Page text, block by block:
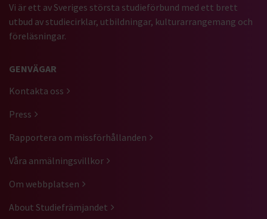
Vi är ett av Sveriges största studieförbund med ett brett
utbud av studiecirklar, utbildningar, kulturarrangemang och
föreläsningar.
GENVÄGAR
Kontakta oss
Press
Rapportera om missförhållanden
Våra anmälningsvillkor
Om webbplatsen
About Studiefrämjandet